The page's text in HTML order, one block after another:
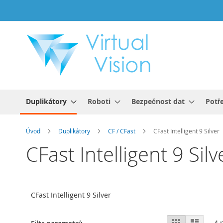
na
Duplikátory Roboti Bezpečnost dat
Úvod Duplikátory CF / CFast CFast Intelligent 9 Silver
CFast Intelligent 9
CFast Intelligent 9 Silver
Zobrazení